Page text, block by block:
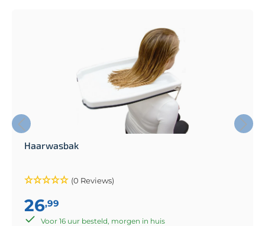
Haarwasbak
(0 Reviews)
26,99
Voor 16 uur besteld, morgen in huis